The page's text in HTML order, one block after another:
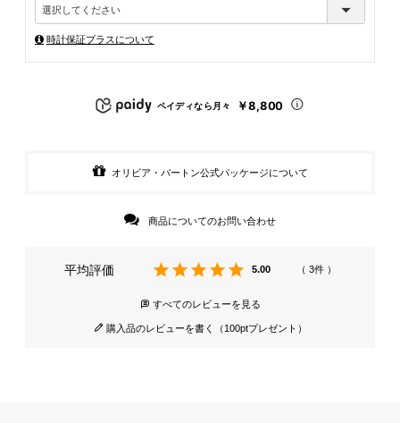
時計保証プラスについて
ペイディなら月々 ￥8,800
オリビア・バートン公式パッケージについて
商品についてのお問い合わせ
5.00 3
すべてのレビューを見る
購入品のレビューを書く（100ptプレゼント）